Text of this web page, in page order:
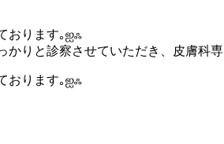
おります｡ஐஃ
かりと診察させていただき、皮膚科専
おります｡ஐஃ